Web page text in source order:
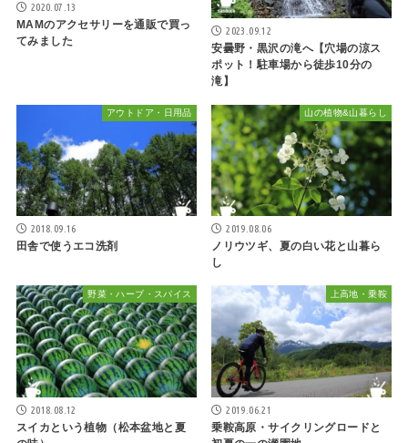
2020.07.13
MAMのアクセサリーを通販で買っ
てみました
2023.09.12
安曇野・黒沢の滝へ【穴場の涼ス
ポット！駐車場から徒歩10分の
滝】
アウトドア・日用品
2018.09.16
田舎で使うエコ洗剤
山の植物&山暮らし
2019.08.06
ノリウツギ、夏の白い花と山暮ら
し
野菜・ハーブ・スパイス
2018.08.12
スイカという植物（松本盆地と夏
上高地・乗鞍
2019.06.21
乗鞍高原・サイクリングロードと